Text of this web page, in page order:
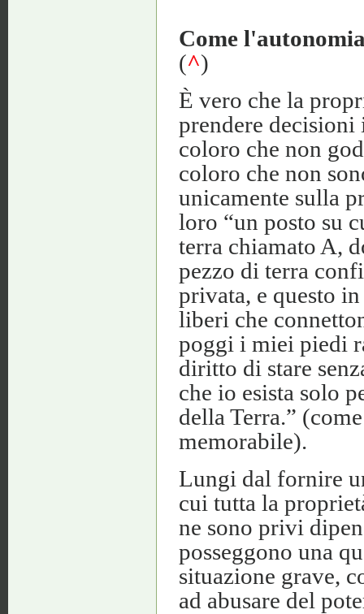
Come
(^)
È vero che la
prendere
coloro che non
coloro che non
unicamente sulla
loro “un posto su
terra chiamato A,
pezzo di terra
privata, e questo
liberi che
poggi i miei piedi
diritto di stare
che io esista solo
della Terra.”
memorabile).
Lungi dal fornire
cui tutta la
ne sono privi
posseggono una
situazione grave,
ad abusare del